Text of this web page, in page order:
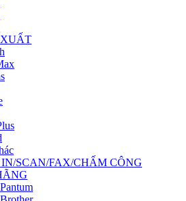
SCAN/FAX/CHẤM CÔNG